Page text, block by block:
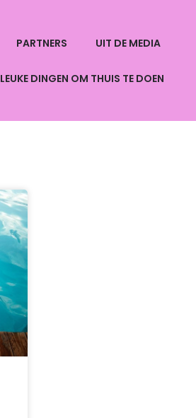
PARTNERS UIT DE MEDIA
LEUKE DINGEN OM THUIS TE DOEN